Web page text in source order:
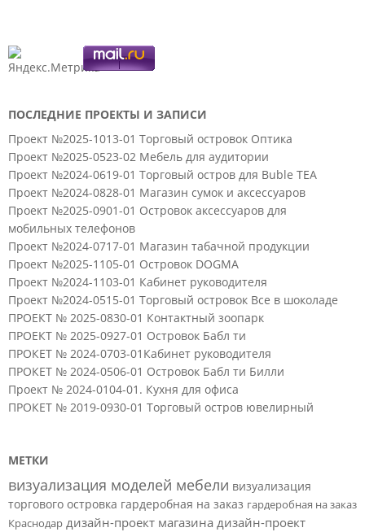
ПОСЛЕДНИЕ ПРОЕКТЫ И ЗАПИСИ
Проект №2025-1013-01 Торговый островок Оптика
Проект №2025-0523-02 Мебель для аудитории
Проект №2024-0619-01 Торговый остров для Buble TEA
Проект №2024-0828-01 Магазин сумок и аксессуаров
Проект №2025-0901-01 Островок аксессуаров для
мобильных телефонов
Проект №2024-0717-01 Магазин табачной продукции
Проект №2025-1105-01 Островок DOGMA
Проект №2024-1103-01 Кабинет руководителя
Проект №2024-0515-01 Торговый островок Все в шоколаде
ПРОЕКТ № 2025-0830-01 Контактный зоопарк
ПРОЕКТ № 2025-0927-01 Островок Бабл ти
ПРОКЕТ № 2024-0703-01Кабинет руководителя
ПРОКЕТ № 2024-0506-01 Островок Бабл ти Билли
Проект № 2024-0104-01. Кухня для офиса
ПРОКЕТ № 2019-0930-01 Торговый остров ювелирный
МЕТКИ
визуализация моделей мебели визуализация
торгового островка гардеробная на заказ гардеробная на заказ
Краснодар дизайн-проект магазина дизайн-проект